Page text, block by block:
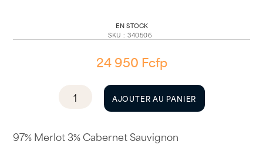
EN STOCK
SKU : 340506
24 950 Fcfp
quantité
Croix
AJOUTER AU PANIER
97% Merlot 3% Cabernet Sauvignon